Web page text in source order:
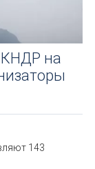
на
143